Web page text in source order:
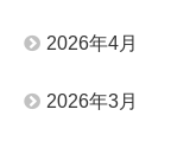
2026年4月
2026年3月